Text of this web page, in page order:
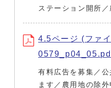
ステーション開所
4.5ページ (ファイ
有料広告を募集／
ます／農用地の除